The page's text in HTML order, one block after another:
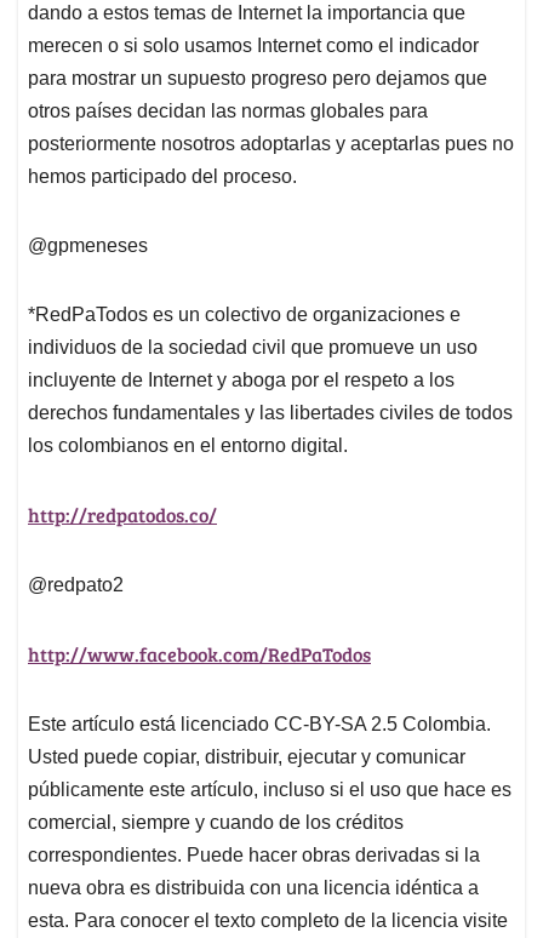
dando a estos temas de Internet la importancia que
merecen o si solo usamos Internet como el indicador
para mostrar un supuesto progreso pero dejamos que
otros países decidan las normas globales para
posteriormente nosotros adoptarlas y aceptarlas pues no
hemos participado del proceso.
@gpmeneses
*RedPaTodos es un colectivo de organizaciones e
individuos de la sociedad civil que promueve un uso
incluyente de Internet y aboga por el respeto a los
derechos fundamentales y las libertades civiles de todos
los colombianos en el entorno digital.
http://redpatodos.co/
@redpato2
http://www.facebook.com/RedPaTodos
Este artículo está licenciado CC-BY-SA 2.5 Colombia.
Usted puede copiar, distribuir, ejecutar y comunicar
públicamente este artículo, incluso si el uso que hace es
comercial, siempre y cuando de los créditos
correspondientes. Puede hacer obras derivadas si la
nueva obra es distribuida con una licencia idéntica a
esta. Para conocer el texto completo de la licencia visite